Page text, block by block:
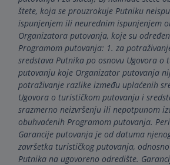
štete, koja se prouzrokuje Putniku
ispunjenjem ili neurednim ispunjenjem
Organizatora putovanja, koje su
Programom putovanja: 1. za
sredstava Putnika po osnovu Ugovora o
putovanju koje Organizator putovanja
potraživanje razlike između uplaćenih
Ugovora o turističkom putovanju i
srazmerno neizvršenju ili nepotpunom
obuhvaćenih Programom putovanja.
Garancije putovanja je od datuma
završetka turističkog putovanja,
Putnika na ugovoreno odredište.